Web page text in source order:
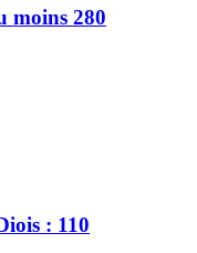
moins 280
: 110